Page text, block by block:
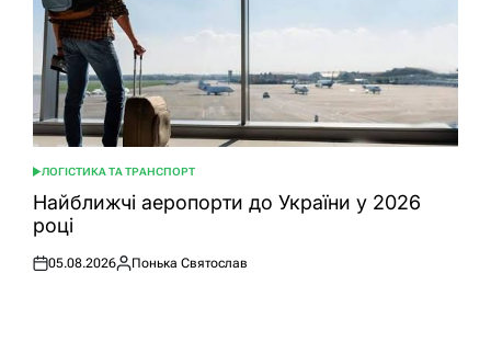
ОПУБЛІКУВАТИ
У
ЛОГІСТИКА ТА ТРАНСПОРТ
Найближчі аеропорти до України у 2026
році
Оприлюднено
05.08.2026
Опубліковано
Понька Святослав